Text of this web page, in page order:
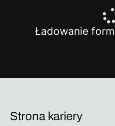
Ładowanie
Strona kariery